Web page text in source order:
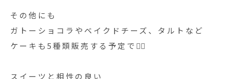
その他にも
ガトーショコラやベイクドチーズ、タルトなど
ケーキも5種類販売する予定です🏻‍
スイーツと相性の良い